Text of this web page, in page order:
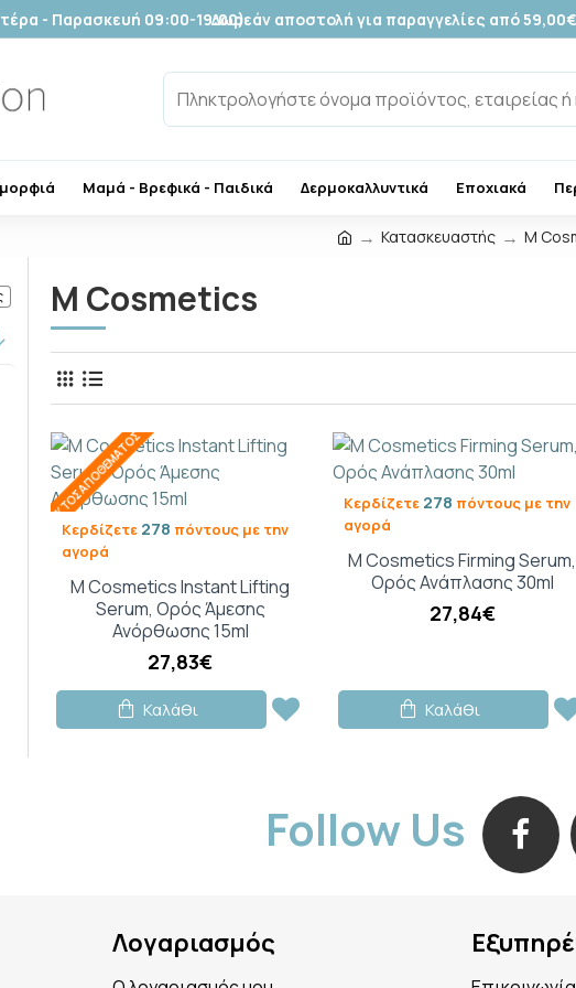
- Παρασκευή 09:00-19:00)Δωρεάν αποστολή για παραγγελίες από
Μαμά - Βρεφικά - Παιδικά Δερμοκαλλυντικά Εποχιακά
Κατασκευαστής M
M Cosmetics
ΕΚΤΌΣ ΑΠΟΘΈΜΑΤΟΣ
Κερδίζετε 278 πόντους με την
αγορά
M Cosmetics Instant Lifting
Serum, Ορός Άμεσης
Ανόρθωσης 15ml
27,83€
Καλάθι
Κερδίζετε 278 πόντους με την
αγορά
M Cosmetics Firming Serum,
Ορός Ανάπλασης 30ml
27,84€
Καλάθι
Follow Us
Λογαριασμός